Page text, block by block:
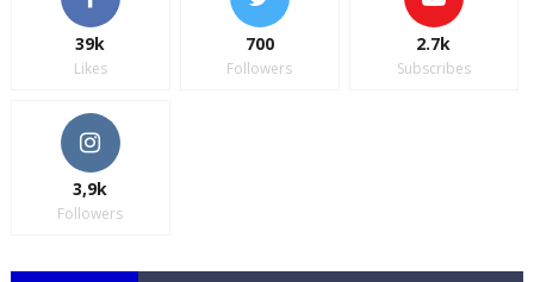
39k
Likes
700
Followers
2.7k
Subscribes
3,9k
Followers